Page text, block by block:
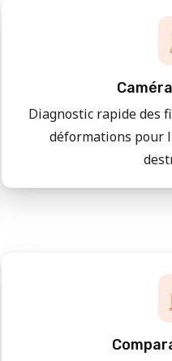
Diagnostic rapide des
déformations pour